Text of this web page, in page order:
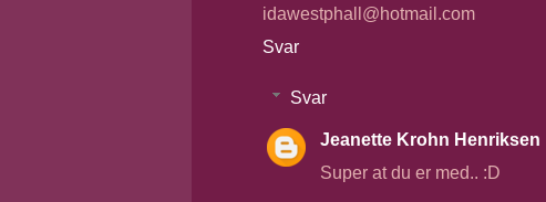
idawestphall@hotmail.com
Svar
Svar
Jeanette Krohn Henriksen
Super at du er med.. :D